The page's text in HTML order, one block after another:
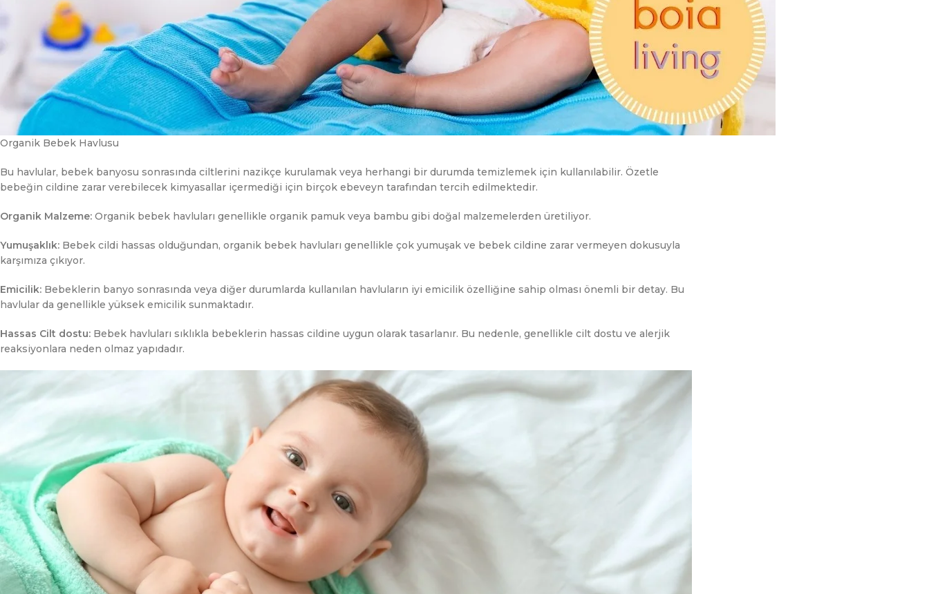
Organik Bebek Havlusu
Bu havlular, bebek banyosu sonrasında ciltlerini nazikçe kurulamak veya herhangi bir durumda temizlemek için kullanılabilir. Özetle
bebeğin cildine zarar verebilecek kimyasallar içermediği için birçok ebeveyn tarafından tercih edilmektedir.
Organik Malzeme: Organik bebek havluları genellikle organik pamuk veya bambu gibi doğal malzemelerden üretiliyor.
Yumuşaklık: Bebek cildi hassas olduğundan, organik bebek havluları genellikle çok yumuşak ve bebek cildine zarar vermeyen dokusuyla
karşımıza çıkıyor.
Emicilik: Bebeklerin banyo sonrasında veya diğer durumlarda kullanılan havluların iyi emicilik özelliğine sahip olması önemli bir detay. Bu
havlular da genellikle yüksek emicilik sunmaktadır.
Hassas Cilt dostu: Bebek havluları sıklıkla bebeklerin hassas cildine uygun olarak tasarlanır. Bu nedenle, genellikle cilt dostu ve alerjik
reaksiyonlara neden olmaz yapıdadır.